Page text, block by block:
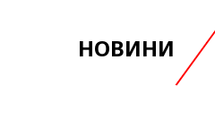
НОВИНИ